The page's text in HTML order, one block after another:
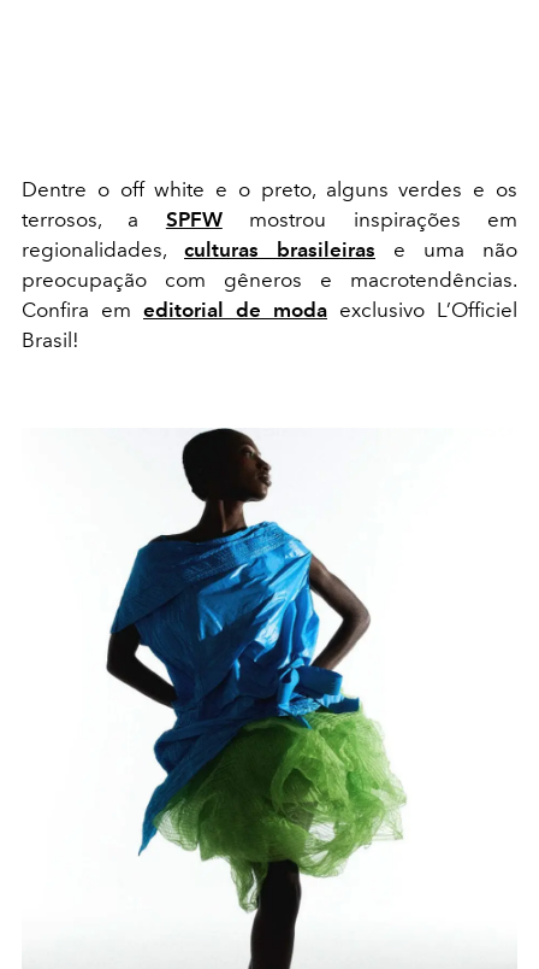
Dentre o off white e o preto, alguns verdes e os
terrosos, a SPFWmostrou inspirações em
regionalidades, culturas brasileiras e uma não
preocupação com gêneros e macrotendências.
Confira em editorial de moda exclusivo L’Officiel
Brasil!